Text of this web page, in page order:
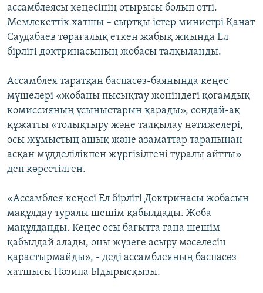
ассамблеясы кеңесінің отырысы болып өтті.
Мемлекеттік хатшы – сыртқы істер министрі Қанат
Саудабаев төрағалық еткен жабық жиында Ел
бірлігі доктринасының жобасы талқыланды.
Ассамблея таратқан баспасөз-баянында кеңес
мүшелері «жобаны пысықтау жөніндегі қоғамдық
комиссияның ұсыныстарын қарады», сондай-ақ
құжатты «толықтыру және талқылау нәтижелері,
осы жұмыстың ашық және азаматтар тарапынан
асқан мүдделілікпен жүргізілгені туралы айтты»
деп көрсетілген.
«Ассамблея кеңесі Ел бірлігі Доктринасы жобасын
мақұлдау туралы шешім қабылдады. Жоба
мақұлданды. Кеңес осы бағытта ғана шешім
қабылдай алады, оны жүзеге асыру мәселесін
қарастырмайды», - деді ассамблеяның баспасөз
хатшысы Нәзипа Ыдырысқызы.